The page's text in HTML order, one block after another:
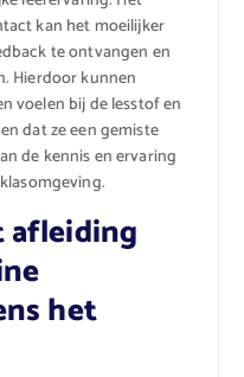
kan het moeilijker
te ontvangen en
Hierdoor kunnen
voelen bij de lesstof en
dat ze een gemiste
de kennis en ervaring
afleiding
het